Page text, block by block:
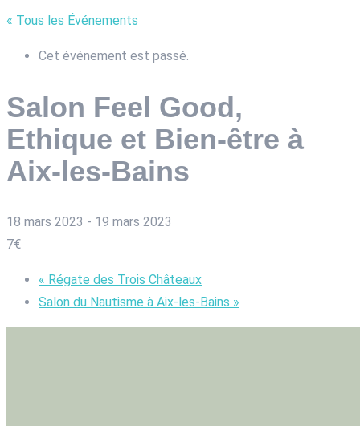
« Tous les Événements
Cet événement est passé.
Salon Feel Good,
Ethique et Bien-être à
Aix-les-Bains
18 mars 2023 - 19 mars 2023
7€
« Régate des Trois Châteaux
Salon du Nautisme à Aix-les-Bains »